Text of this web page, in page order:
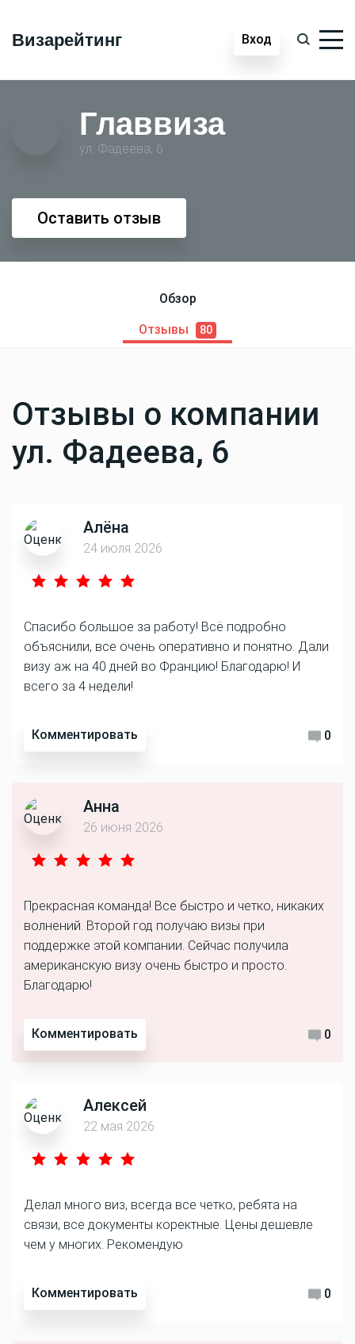
Визарейтинг Вход
Главвиза
ул. Фадеева, 6
Оставить отзыв
Обзор
Отзывы 80
Отзывы о компании
ул. Фадеева, 6
Алёна
24 июля 2026
Спасибо большое за работу! Всё подробно
объяснили, все очень оперативно и понятно. Дали
визу аж на 40 дней во Францию! Благодарю! И
всего за 4 недели!
Комментировать 0
Анна
26 июня 2026
Прекрасная команда! Все быстро и четко, никаких
волнений. Второй год получаю визы при
поддержке этой компании. Сейчас получила
американскую визу очень быстро и просто.
Благодарю!
Комментировать 0
Алексей
22 мая 2026
Делал много виз, всегда все четко, ребята на
связи, все документы коректные. Цены дешевле
чем у многих. Рекомендую
Комментировать 0